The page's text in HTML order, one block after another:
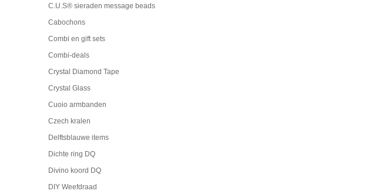
C.U.S® sieraden message beads
Cabochons
Combi en gift sets
Combi-deals
Crystal Diamond Tape
Crystal Glass
Cuoio armbanden
Czech kralen
Delftsblauwe items
Dichte ring DQ
Divino koord DQ
DIY Weefdraad